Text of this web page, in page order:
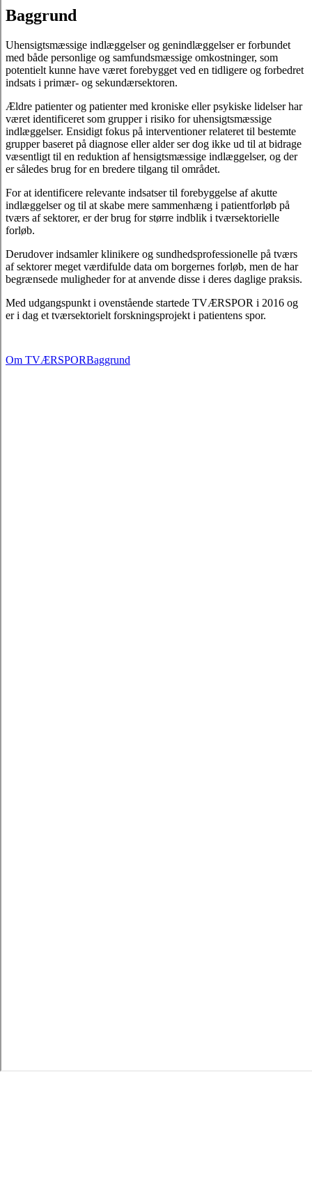
Baggrund
Uhensigtsmæssige indlæggelser og genindlæggelser er forbundet
med både personlige og samfundsmæssige omkostninger, som
potentielt kunne have været forebygget ved en tidligere og forbedret
indsats i primær- og sekundærsektoren.
Ældre patienter og patienter med kroniske eller psykiske lidelser har
været identificeret som grupper i risiko for uhensigtsmæssige
indlæggelser. Ensidigt fokus på interventioner relateret til bestemte
grupper baseret på diagnose eller alder ser dog ikke ud til at bidrage
væsentligt til en reduktion af hensigtsmæssige indlæggelser, og der
er således brug for en bredere tilgang til området.
For at identificere relevante indsatser til forebyggelse af akutte
indlæggelser og til at skabe mere sammenhæng i patientforløb på
tværs af sektorer, er der brug for større indblik i tværsektorielle
forløb.
Derudover indsamler klinikere og sundhedsprofessionelle på tværs
af sektorer meget værdifulde data om borgernes forløb, men de har
begrænsede muligheder for at anvende disse i deres daglige praksis.
Med udgangspunkt i ovenstående startede TVÆRSPOR i 2016 og
er i dag et tværsektorielt forskningsprojekt i patientens spor.
Om TVÆRSPORBaggrund